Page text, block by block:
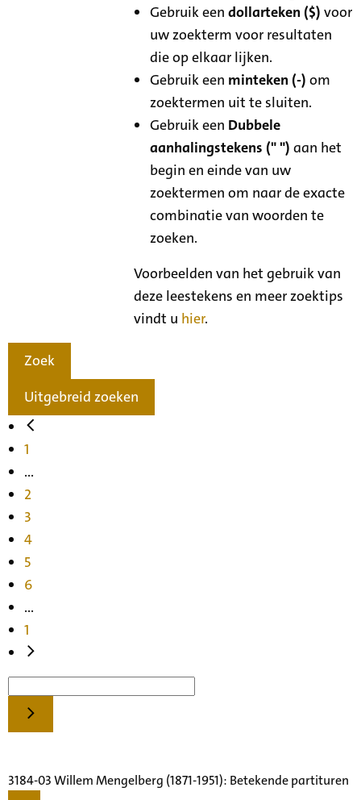
Gebruik eendollarteken ($) voor
uw zoekterm voor resultaten
die op elkaar lijken.
Gebruik een minteken (-) om
zoektermen uit te sluiten.
Gebruik een Dubbele
aanhalingstekens (" ") aan het
begin en einde van uw
zoektermen om naar de exacte
combinatie van woorden te
zoeken.
Voorbeelden van het gebruik van
deze leestekens en meer zoektips
vindt u hier.
Zoek
Uitgebreid zoeken
1
...
2
3
4
5
6
...
1
3184-03 Willem Mengelberg (1871-1951): Betekende partituren